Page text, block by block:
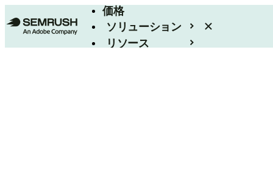
価格
ソリューション
リソース